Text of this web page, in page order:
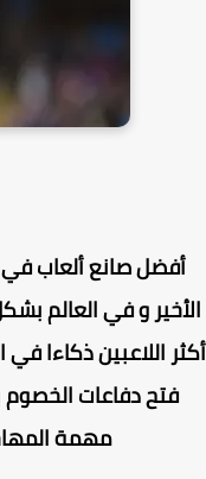
أفضل صانع ألعاب في
و في العالم
اللاعبين ذكاءا في
فتح دفاعات الخصوم
مهمة